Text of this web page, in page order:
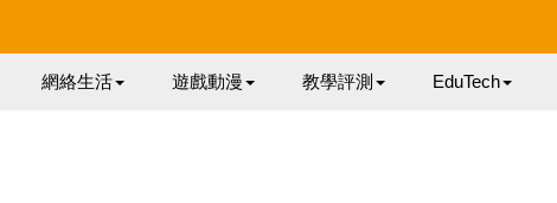
網絡生活 遊戲動漫 教學評測 EduTech